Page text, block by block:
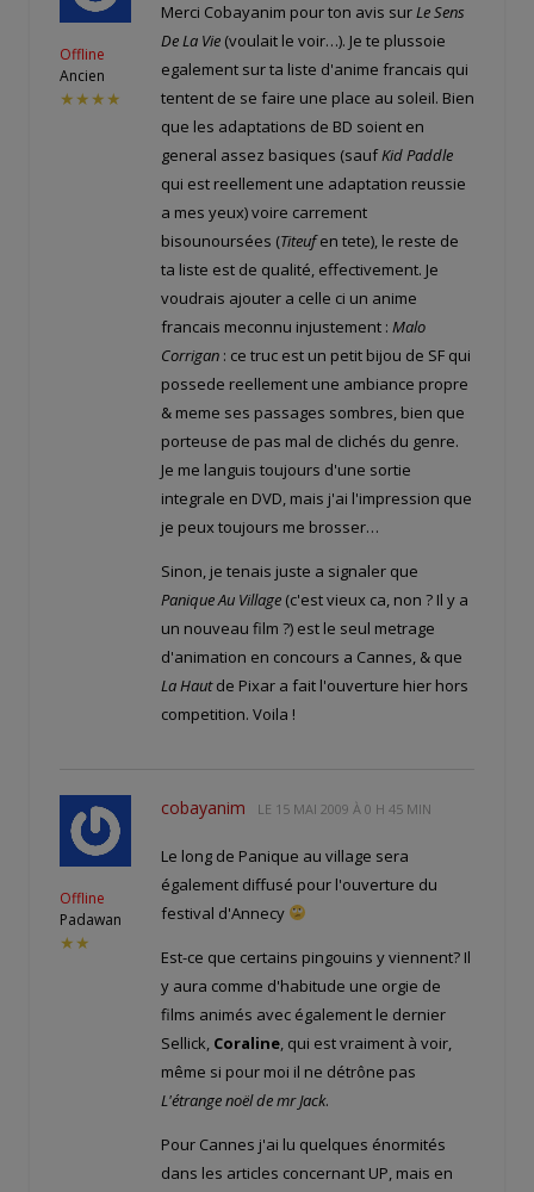
Offline
Ancien
★★★★
Merci Cobayanim pour ton avis surLe Sens
De La Vie (voulait le voir…). Je te plussoie
egalement sur ta liste d'anime francais qui
tentent de se faire une place au soleil. Bien
que les adaptations de BD soient en
general assez basiques (saufKid Paddle
qui est reellement une adaptation reussie
a mes yeux) voire carrement
bisounoursées (Titeufen tete), le reste de
ta liste est de qualité, effectivement. Je
voudrais ajouter a celle ci un anime
francais meconnu injustement : Malo
Corrigan : ce truc est un petit bijou de SF qui
possede reellement une ambiance propre
& meme ses passages sombres, bien que
porteuse de pas mal de clichés du genre.
Je me languis toujours d'une sortie
integrale en DVD, mais j'ai l'impression que
je peux toujours me brosser…
Sinon, je tenais juste a signaler que
Panique Au Village (c'est vieux ca, non ? Il y a
un nouveau film ?) est le seul metrage
d'animation en concours a Cannes, & que
La Hautde Pixar a fait l'ouverture hier hors
competition. Voila !
Offline
Padawan
★★
cobayanim LE 15 MAI 2009 À 0 H 45 MIN
Le long de Panique au village sera
également diffusé pour l'ouverture du
festival d'Annecy
Est-ce que certains pingouins y viennent? Il
y aura comme d'habitude une orgie de
films animés avec également le dernier
Sellick, Coraline, qui est vraiment à voir,
même si pour moi il ne détrône pas
L'étrange noël de mr Jack.
Pour Cannes j'ai lu quelques énormités
dans les articles concernant UP, mais en